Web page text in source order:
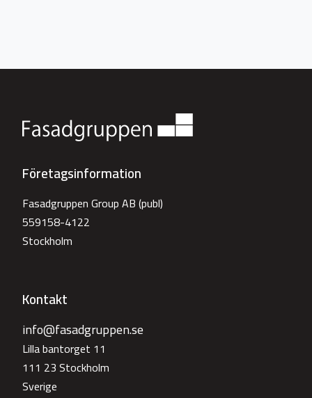
Företagsinformation
Fasadgruppen Group AB (publ)
559158-4122
Stockholm
Kontakt
info@fasadgruppen.se
Lilla bantorget 11
111 23 Stockholm
Sverige